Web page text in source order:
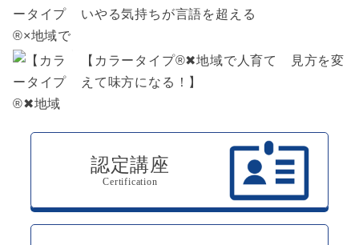
いやる気持ちが言語を超える
【カラータイプ®✖地域で人育て 見方を変
えて味方になる！】
認定講座
Certification